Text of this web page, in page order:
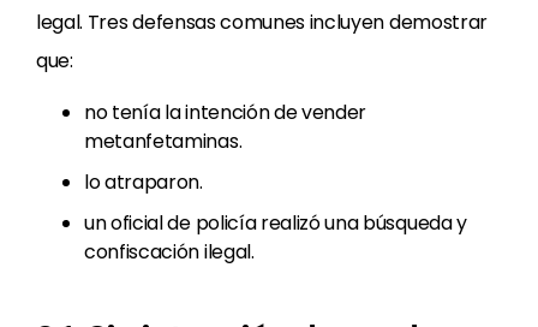
legal. Tres defensas comunes incluyen demostrar
que:
no tenía la intención de vender
metanfetaminas.
lo atraparon.
un oficial de policía realizó una búsqueda y
confiscación ilegal.